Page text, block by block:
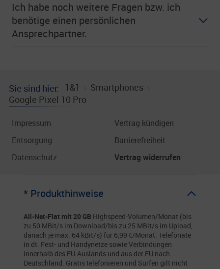
Ich habe noch weitere Fragen bzw. ich
benötige einen persönlichen
Ansprechpartner.
Sie sind hier 1&1
Smartphones
Google Pixel 10 Pro
Impressum
Entsorgung
Datenschutz
Vertrag kündigen
Barrierefreiheit
Vertrag widerrufen